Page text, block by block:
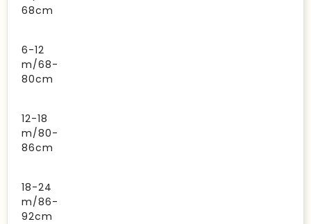
68cm
6-12
m/68-
80cm
12-18
m/80-
86cm
18-24
m/86-
92cm